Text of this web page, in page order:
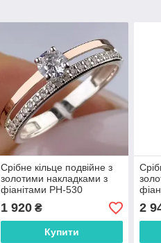
Срібне кільце подвійне з
золотими накладками з
фіанітами РН-530
1 920₴
Купити
2